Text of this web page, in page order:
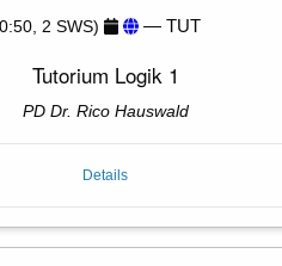
2 SWS) — TUT
Tutorium Logik 1
PD Dr. Rico Hauswald
Details